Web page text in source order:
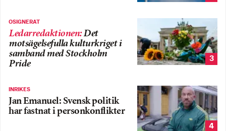
OSIGNERAT
Ledarredaktionen:Det
motsägelsefulla kulturkriget i
samband med Stockholm
Pride
3
INRIKES
Jan Emanuel: Svensk politik
har fastnat i personkonflikter
4